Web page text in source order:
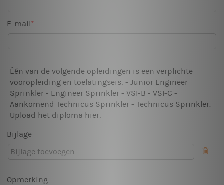
E-mail
Één van de volgende opleidingen is een verplichte
vooropleiding en toelatingseis: - Junior Engineer
Sprinkler - Engineer Sprinkler - VSI-B - VSI-C -
Aankomend Technicus Sprinkler - Technicus Sprinkler.
Upload het diploma hier:
Bijlage
Opmerking